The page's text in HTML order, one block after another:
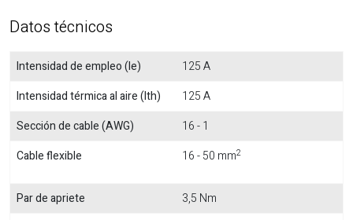
Datos técnicos
Intensidad de empleo (Ie)
125 A
Intensidad térmica al aire (Ith)
125 A
Sección de cable (AWG)
16 - 1
Cable flexible
16 - 50 mm2
Par de apriete
3,5 Nm